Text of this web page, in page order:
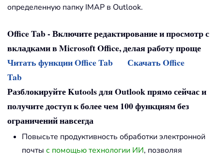
определенную папку IMAP в Outlook.
Office Tab - Включите редактирование и просмотр с
вкладками в Microsoft Office, делая работу проще
Читать функции Office Tab
Скачать Office
Tab
Разблокируйте Kutools для Outlook прямо сейчас и
получите доступ к более чем 100 функциям без
ограничений навсегда
Повысьте продуктивность обработки электронной
почты с помощью технологии ИИ, позволяя